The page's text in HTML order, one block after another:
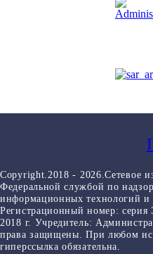
Copyright.2018 - 2026.Сетевое
Федеральной службой по
информационных технологий
Регистрационный номер:
2018 г. Учредитель:
права защищены. При любом
гиперссылка обязательна.